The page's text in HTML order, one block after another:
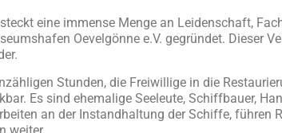
eine immense Menge an Leidenschaft,
Oevelgönne e.V. gegründet. Dieser
Stunden, die Freiwillige in die
Es sind ehemalige Seeleute, Schiffbauer,
an der Instandhaltung der Schiffe, führen